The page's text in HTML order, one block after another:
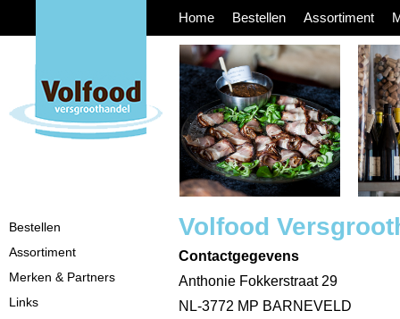
Home Bestellen Assortiment
Bestellen
Assortiment
Merken & Partners
Links
Volfood
Contactgegevens
Anthonie Fokkerstraat 29
NL-3772 MP BARNEVELD